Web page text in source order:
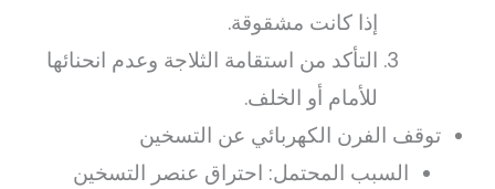
إذا كانت مشقوقة.
التأكد من استقامة الثلاجة وعدم انحنائها
للأمام أو الخلف.
توقف الفرن الكهربائي عن التسخين
السبب المحتمل: احتراق عنصر التسخين